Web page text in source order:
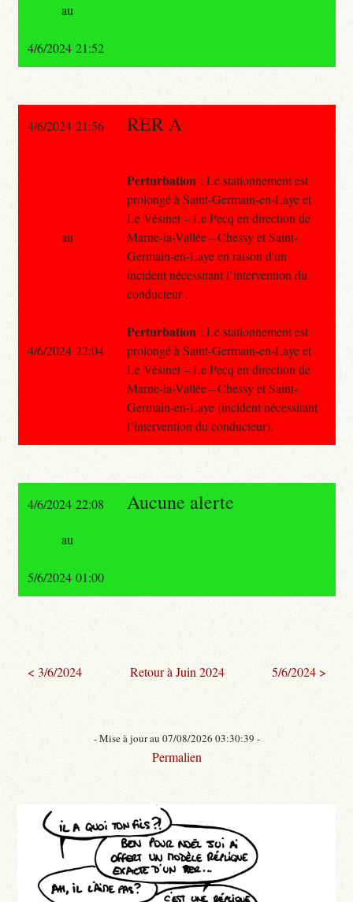
au
4/6/2024 21:52
4/6/2024 21:56 RER A
Perturbation : Le stationnement est
prolongé à Saint-Germain-en-Laye et
Le Vésinet – Le Pecq en direction de
Marne-la-Vallée – Chessy et Saint-
Germain-en-Laye en raison d'un
incident nécessitant l’intervention du
conducteur .
Perturbation : Le stationnement est
prolongé à Saint-Germain-en-Laye et
Le Vésinet – Le Pecq en direction de
Marne-la-Vallée – Chessy et Saint-
Germain-en-Laye (incident nécessitant
l’intervention du conducteur).
au
4/6/2024 22:04
4/6/2024 22:08 Aucune alerte
au
5/6/2024 01:00
< 3/6/2024 Retour à Juin 2024 5/6/2024 >
- Mise à jour au 07/08/2026 03:30:39 -
Permalien